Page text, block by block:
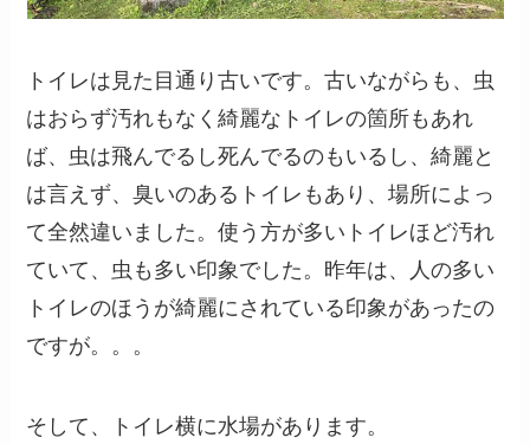
トイレは見た目通り古いです。古いながらも、虫
はおらず汚れもなく綺麗なトイレの箇所もあれ
ば、虫は飛んでるし死んでるのもいるし、綺麗と
は言えず、臭いのあるトイレもあり、場所によっ
て全然違いました。使う方が多いトイレほど汚れ
ていて、虫も多い印象でした。昨年は、人の多い
トイレのほうが綺麗にされている印象があったの
ですが。。。
そして、トイレ横に水場があります。